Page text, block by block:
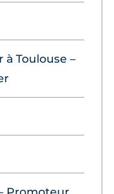
Toulouse –